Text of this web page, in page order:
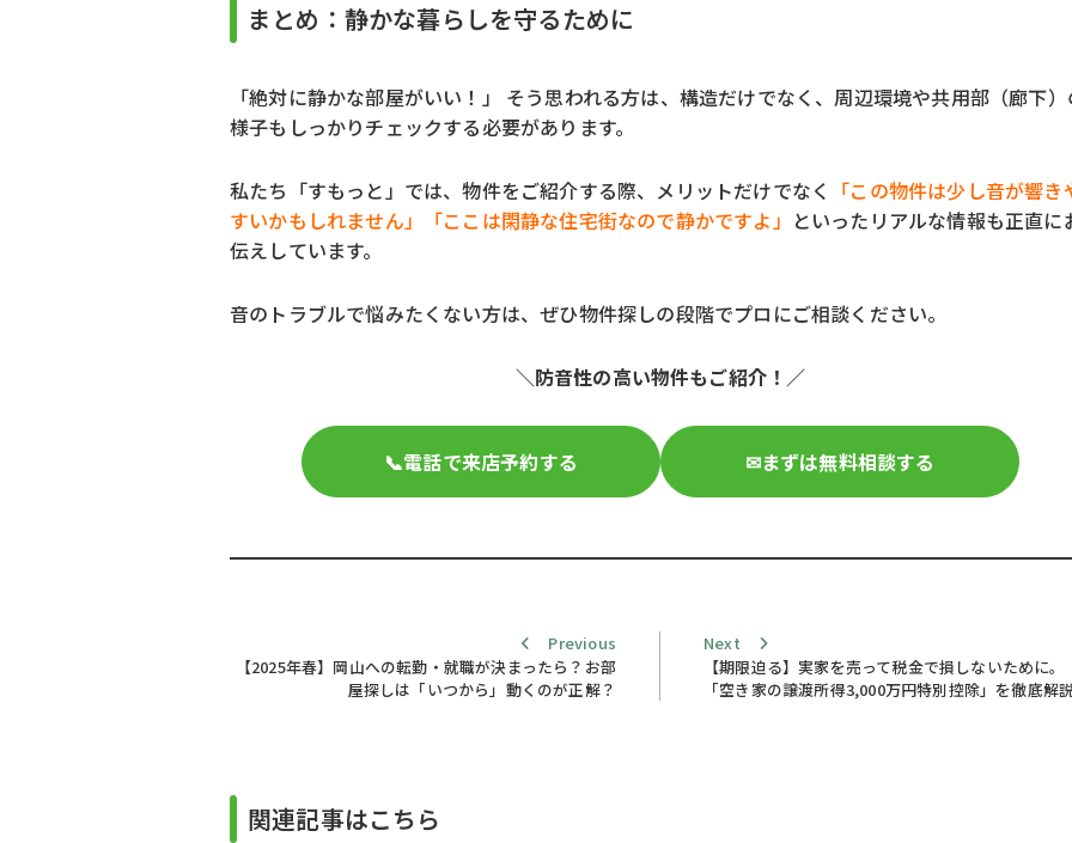
まとめ：静かな暮らしを守るために
「絶対に静かな部屋がいい！」 そう思われる方は、構造だけでなく、周辺環境や共用部（廊下）
様子もしっかりチェックする必要があります。
私たち「すもっと」では、物件をご紹介する際、メリットだけでなく 「この物件は少し音が響き
すいかもしれません」「ここは閑静な住宅街なので静かですよ」 といったリアルな情報も正直に
伝えしています。
音のトラブルで悩みたくない方は、ぜひ物件探しの段階でプロにご相談ください。
＼防音性の高い物件もご紹介！／
📞電話で来店予約する ✉まずは無料相談する
ナ
Previous
【2025年春】岡山への転勤・就職が決まったら？お部
屋探しは「いつから」動くのが正解？
Next
Next
post:
【期限迫る】実家を売って税金で損しないために。
「空き家の譲渡所得3,000万円特別控除」を徹底解説
関連記事はこちら